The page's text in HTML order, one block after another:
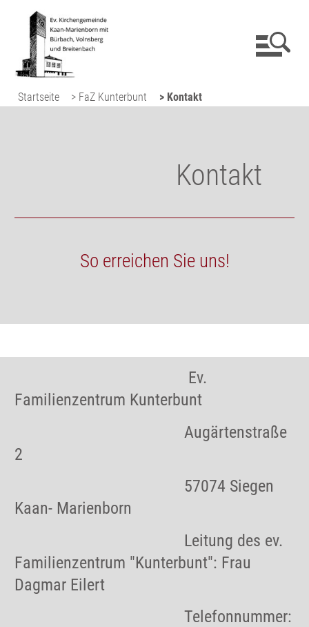
Startseite > FaZ Kunterbunt > Kontakt
Kontakt
So erreichen Sie uns!
Ev.
Familienzentrum Kunterbunt
Augärtenstraße
2
57074 Siegen
Kaan- Marienborn
Leitung des ev.
Familienzentrum "Kunterbunt": Frau
Dagmar Eilert
Telefonnummer: